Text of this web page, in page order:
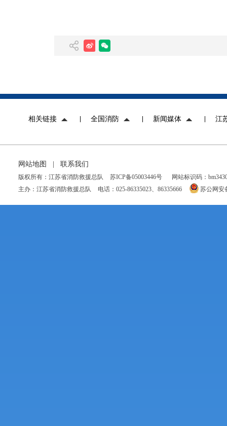
相关链接 全国消防 新闻媒体 江
网站地图 联系我们
版权所有：江苏省消防救援总队 苏ICP备05003446号
网站标识码：
主办：江苏省消防救援总队
电话：025-86335023、86335666 苏公网安